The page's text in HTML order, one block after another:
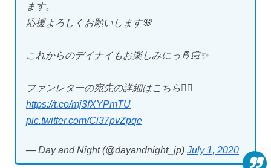
ます。
応援よろしくお願いします🌸
これからのデイナイもお楽しみにっ🤞🏻✨
ファンレターの宛先の詳細はこちら👇🏻
https://t.co/mj3fXYPmTU
pic.twitter.com/Ci37pvZpqe
— Day and Night (@dayandnight_jp) July 1, 2020